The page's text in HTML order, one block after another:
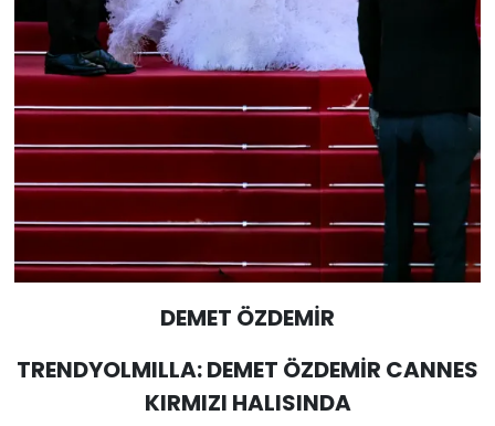
DEMET ÖZDEMİR
TRENDYOLMILLA: DEMET ÖZDEMİR CANNES
KIRMIZI HALISINDA